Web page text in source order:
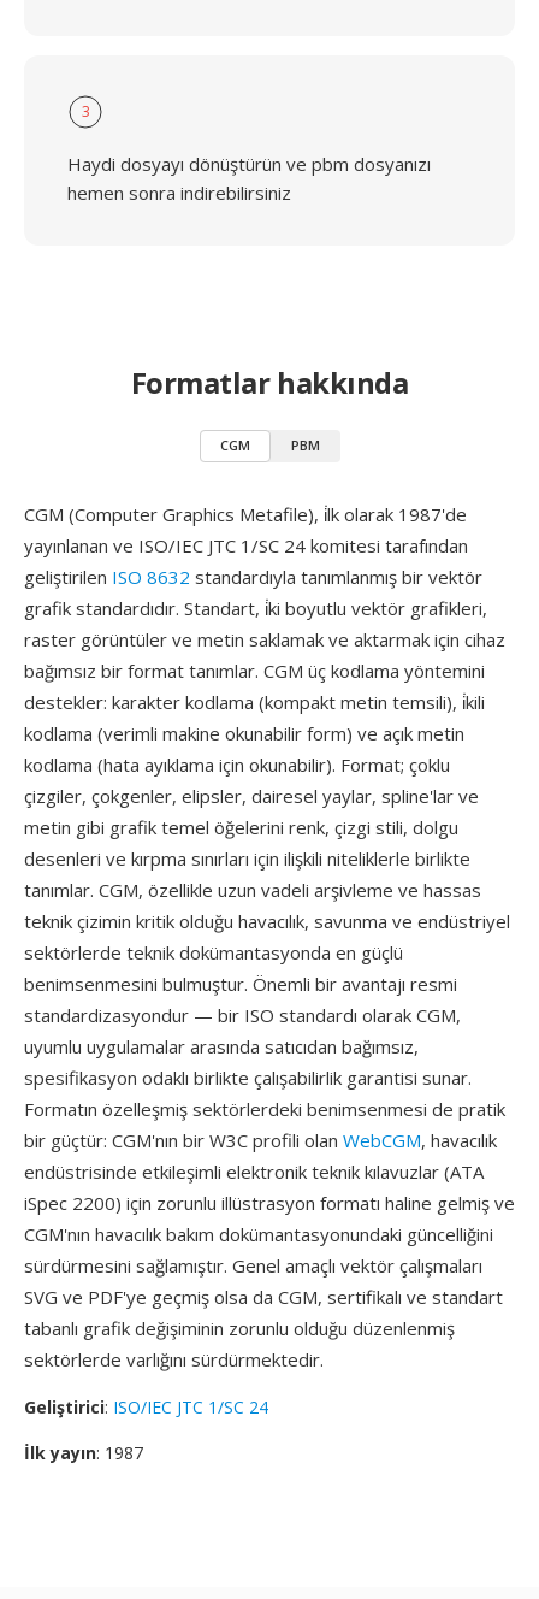
3
Haydi dosyayı dönüştürün ve pbm dosyanızı
hemen sonra indirebilirsiniz
Formatlar hakkında
CGM PBM
CGM (Computer Graphics Metafile), i̇lk olarak 1987'de
yayınlanan ve ISO/IEC JTC 1/SC 24 komitesi tarafından
geliştirilen ISO 8632 standardıyla tanımlanmış bir vektör
grafik standardıdır. Standart, i̇ki boyutlu vektör grafikleri,
raster görüntüler ve metin saklamak ve aktarmak için cihaz
bağımsız bir format tanımlar. CGM üç kodlama yöntemini
destekler: karakter kodlama (kompakt metin temsili), i̇kili
kodlama (verimli makine okunabilir form) ve açık metin
kodlama (hata ayıklama için okunabilir). Format; çoklu
çizgiler, çokgenler, elipsler, dairesel yaylar, spline'lar ve
metin gibi grafik temel öğelerini renk, çizgi stili, dolgu
desenleri ve kırpma sınırları için ilişkili niteliklerle birlikte
tanımlar. CGM, özellikle uzun vadeli arşivleme ve hassas
teknik çizimin kritik olduğu havacılık, savunma ve endüstriyel
sektörlerde teknik dokümantasyonda en güçlü
benimsenmesini bulmuştur. Önemli bir avantajı resmi
standardizasyondur — bir ISO standardı olarak CGM,
uyumlu uygulamalar arasında satıcıdan bağımsız,
spesifikasyon odaklı birlikte çalışabilirlik garantisi sunar.
Formatın özelleşmiş sektörlerdeki benimsenmesi de pratik
bir güçtür: CGM'nın bir W3C profili olan WebCGM, havacılık
endüstrisinde etkileşimli elektronik teknik kılavuzlar (ATA
iSpec 2200) için zorunlu illüstrasyon formatı haline gelmiş ve
CGM'nın havacılık bakım dokümantasyonundaki güncelliğini
sürdürmesini sağlamıştır. Genel amaçlı vektör çalışmaları
SVG ve PDF'ye geçmiş olsa da CGM, sertifikalı ve standart
tabanlı grafik değişiminin zorunlu olduğu düzenlenmiş
sektörlerde varlığını sürdürmektedir.
Geliştirici: ISO/IEC JTC 1/SC 24
İlk yayın: 1987